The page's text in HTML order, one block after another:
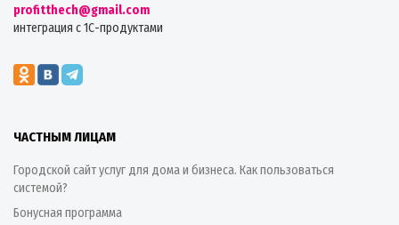
profitthech@gmail.com
интеграция с 1С-продуктами
ЧАСТНЫМ ЛИЦАМ
Городской сайт услуг для дома и бизнеса. Как пользоваться
системой?
Бонусная программа